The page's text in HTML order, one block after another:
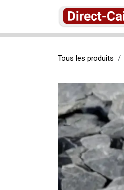
Se rendre au contenu
Tous les produits